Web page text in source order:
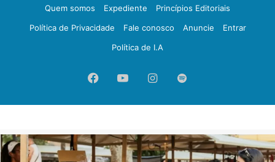
Quem somos
Expediente
Princípios Editoriais
Política de Privacidade
Fale conosco Anuncie
Entrar
Política de I.A
FacebookYouTubeInstagram
Spotify